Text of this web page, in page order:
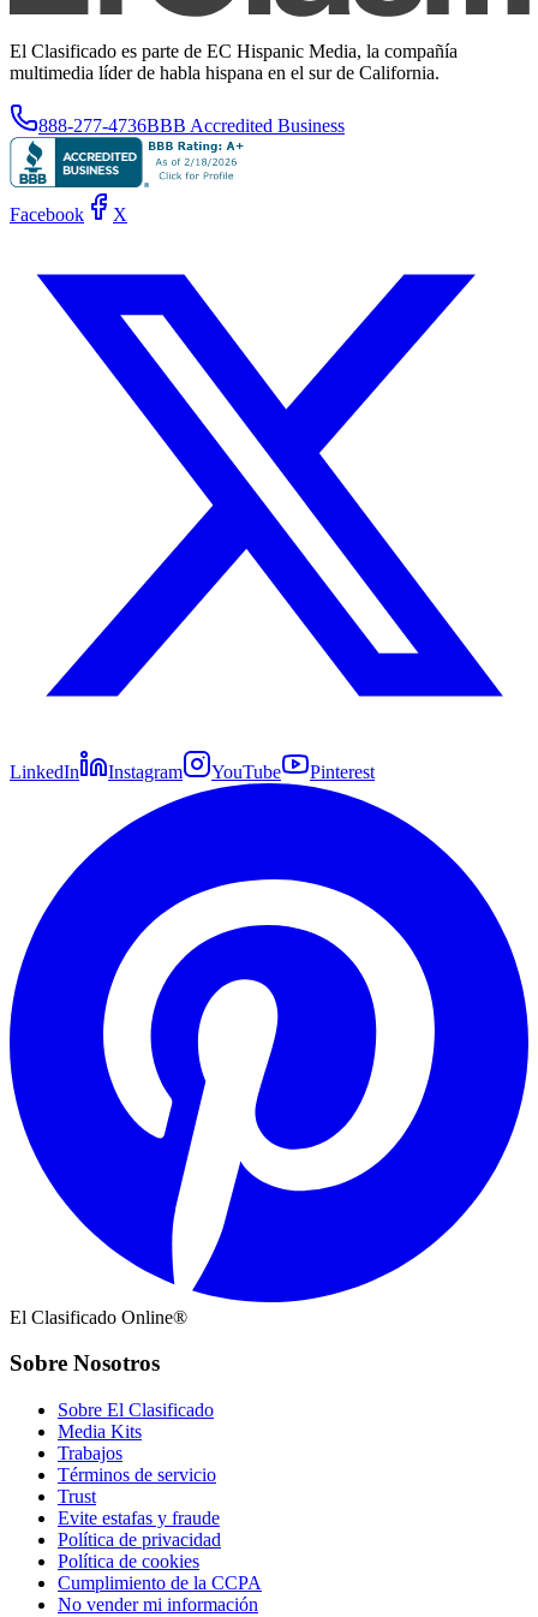
El Clasificado es parte de EC Hispanic Media, la compañía
multimedia líder de habla hispana en el sur de California.
888-277-4736BBB Accredited Business
Facebook X
LinkedIn Instagram YouTube Pinterest
El Clasificado Online®
Sobre Nosotros
Sobre El Clasificado
Media Kits
Trabajos
Términos de servicio
Trust
Evite estafas y fraude
Política de privacidad
Política de cookies
Cumplimiento de la CCPA
No vender mi información